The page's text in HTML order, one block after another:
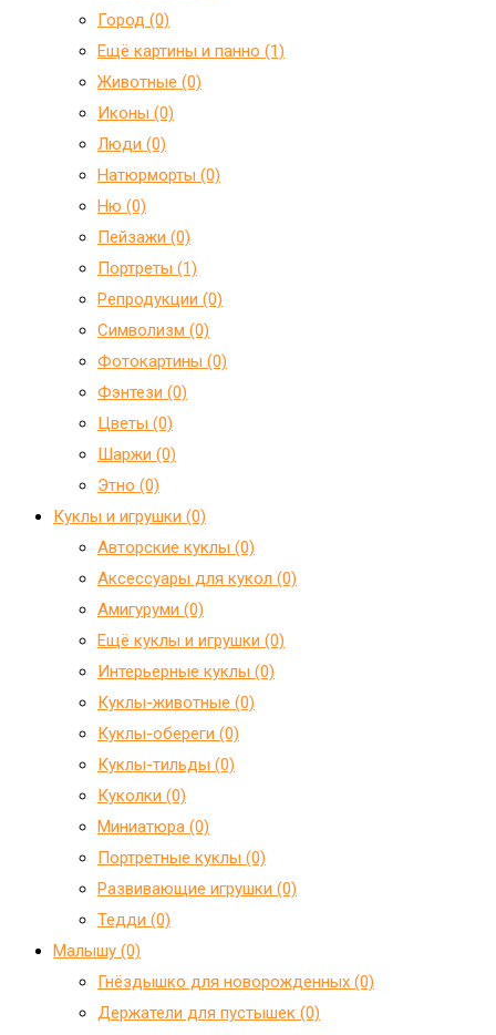
Город (0)
Ещё картины и панно (1)
Животные (0)
Иконы (0)
Люди (0)
Натюрморты (0)
Ню (0)
Пейзажи (0)
Портреты (1)
Репродукции (0)
Символизм (0)
Фотокартины (0)
Фэнтези (0)
Цветы (0)
Шаржи (0)
Этно (0)
Куклы и игрушки (0)
Авторские куклы (0)
Аксессуары для кукол (0)
Амигуруми (0)
Ещё куклы и игрушки (0)
Интерьерные куклы (0)
Куклы-животные (0)
Куклы-обереги (0)
Куклы-тильды (0)
Куколки (0)
Миниатюра (0)
Портретные куклы (0)
Развивающие игрушки (0)
Тедди (0)
Малышу (0)
Гнёздышко для новорожденных (0)
Держатели для пустышек (0)